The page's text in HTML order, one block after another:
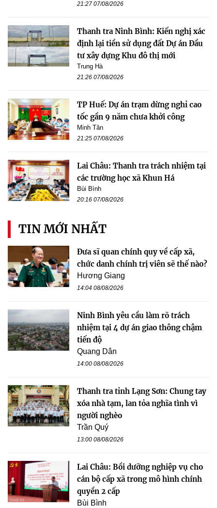
21:27 07/08/2026
Thanh tra Ninh Bình: Kiến nghị xác
định lại tiền sử dụng đất Dự án Đầu
tư xây dựng Khu đô thị mới
Trung Hà
21:26 07/08/2026
TP Huế: Dự án trạm dừng nghỉ cao
tốc gần 9 năm chưa khởi công
Minh Tân
21:25 07/08/2026
Lai Châu: Thanh tra trách nhiệm tại
các trường học xã Khun Há
Bùi Bình
20:16 07/08/2026
TIN MỚI NHẤT
Đưa sĩ quan chính quy về cấp xã,
chức danh chính trị viên sẽ thế nào?
Hương Giang
14:04 08/08/2026
Ninh Bình yêu cầu làm rõ trách
nhiệm tại 4 dự án giao thông chậm
tiến độ
Quang Dân
14:00 08/08/2026
Thanh tra tỉnh Lạng Sơn: Chung tay
xóa nhà tạm, lan tỏa nghĩa tình vì
người nghèo
Trần Quý
13:00 08/08/2026
Lai Châu: Bồi dưỡng nghiệp vụ cho
cán bộ cấp xã trong mô hình chính
quyền 2 cấp
Bùi Bình